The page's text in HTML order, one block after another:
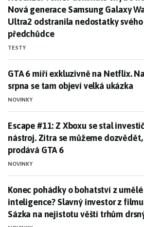
Nová generace Samsung Galaxy
Ultra2 odstranila nedostatky svého
předchůdce
TESTY
GTA 6 míří exkluzivně na Netflix.
GTA 6 míří exkluzivně na Netflix.
srpna se tam objeví velká ukázka
NOVINKY
Escape #11: Z Xboxu se stal
Escape #11: Z Xboxu se stal
nástroj. Zítra se můžeme dozvědět,
prodává GTA 6
NOVINKY
Konec pohádky o bohatství z
Konec pohádky o bohatství z umělé
inteligence? Slavný investor z filmu
Sázka na nejistotu věští trhům